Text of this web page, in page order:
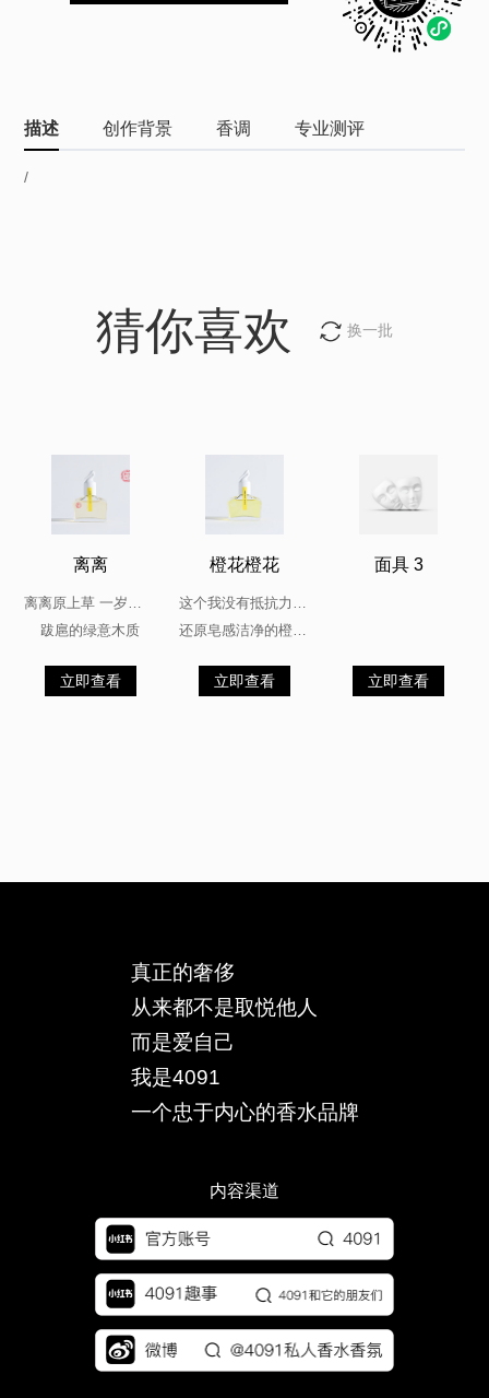
描述 创作背景 香调 专业测评
/
猜你喜欢 换一批
离离
跋扈的绿意木质
立即查看
橙花橙花
立即查看
面具 3
立即查看
真正的奢侈
从来都不是取悦他人
而是爱自己
我是4091
一个忠于内心的香水品牌
内容渠道